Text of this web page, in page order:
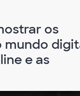
os
mundo
e as